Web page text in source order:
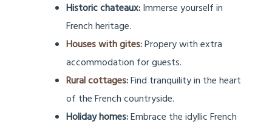
Historic chateaux:Immerse yourself in
French heritage.
Houses with gites:Propery with extra
accommodation for guests.
Rural cottages:Find tranquility in the heart
of the French countryside.
Holiday homes:Embrace the idyllic French